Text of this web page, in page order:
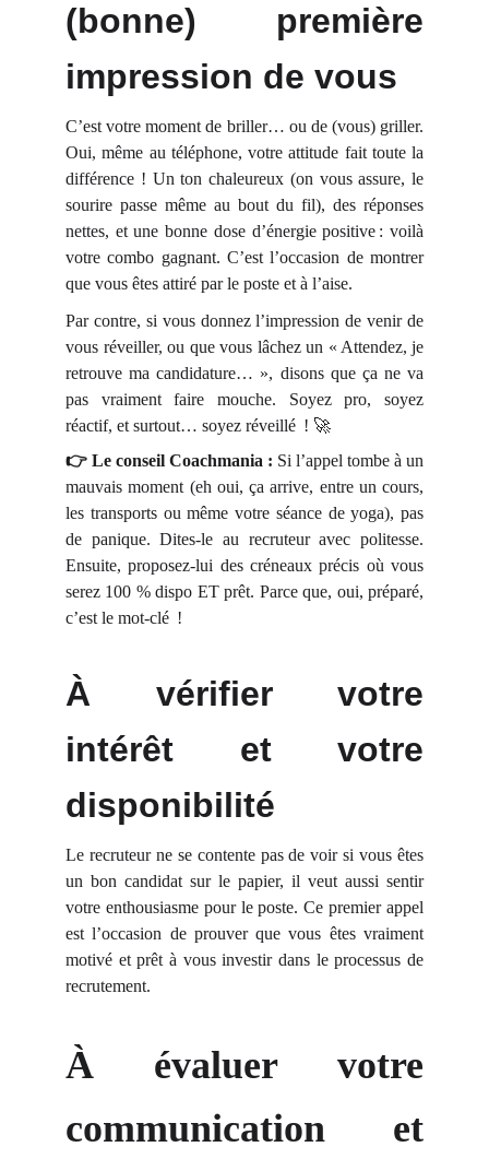
(bonne) première
impression de vous
C’est votre moment de briller… ou de (vous) griller.
Oui, même au téléphone, votre attitude fait toute la
différence ! Un ton chaleureux (on vous assure, le
sourire passe même au bout du fil), des réponses
nettes, et une bonne dose d’énergie positive : voilà
votre combo gagnant. C’est l’occasion de montrer
que vous êtes attiré par le poste et à l’aise.
Par contre, si vous donnez l’impression de venir de
vous réveiller, ou que vous lâchez un « Attendez, je
retrouve ma candidature… », disons que ça ne va
pas vraiment faire mouche. Soyez pro, soyez
réactif, et surtout… soyez réveillé ! 🚀
👉 Le conseil Coachmania : Si l’appel tombe à un
mauvais moment (eh oui, ça arrive, entre un cours,
les transports ou même votre séance de yoga), pas
de panique. Dites-le au recruteur avec politesse.
Ensuite, proposez-lui des créneaux précis où vous
serez 100 % dispo ET prêt. Parce que, oui, préparé,
c’est le mot-clé !
À vérifier votre
intérêt et votre
disponibilité
Le recruteur ne se contente pas de voir si vous êtes
un bon candidat sur le papier, il veut aussi sentir
votre enthousiasme pour le poste. Ce premier appel
est l’occasion de prouver que vous êtes vraiment
motivé et prêt à vous investir dans le processus de
recrutement.
À évaluer votre
communication et